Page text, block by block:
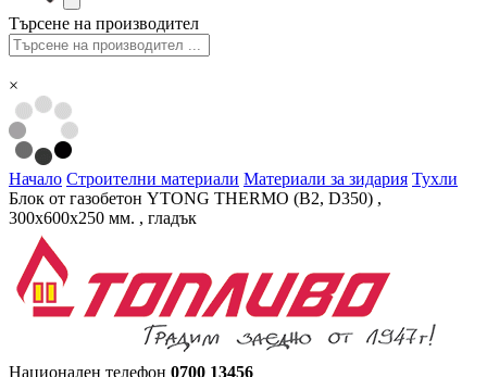
Търсене на производител
×
Начало Строителни материали Материали за зидария Тухли
Блок от газобетон YTONG THERMO (B2, D350) ,
300х600х250 мм. , гладък
Национален телефон 0700 13456